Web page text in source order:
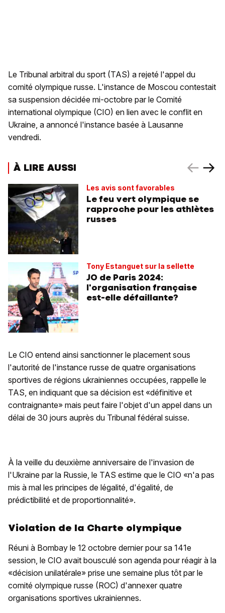
Le Tribunal arbitral du sport (TAS) a rejeté l'appel du
comité olympique russe. L'instance de Moscou contestait
sa suspension décidée mi-octobre par le Comité
international olympique (CIO) en lien avec le conflit en
Ukraine, a annoncé l'instance basée à Lausanne
vendredi.
À LIRE AUSSI
Les avis sont favorables
Le feu vert olympique se
rapproche pour les athlètes
russes
Tony Estanguet sur la sellette
JO de Paris 2024:
l'organisation française
est-elle défaillante?
Le CIO entend ainsi sanctionner le placement sous
l'autorité de l'instance russe de quatre organisations
sportives de régions ukrainiennes occupées, rappelle le
TAS, en indiquant que sa décision est «définitive et
contraignante» mais peut faire l'objet d'un appel dans un
délai de 30 jours auprès du Tribunal fédéral suisse.
À la veille du deuxième anniversaire de l'invasion de
l'Ukraine par la Russie, le TAS estime que le CIO «n'a pas
mis à mal les principes de légalité, d'égalité, de
prédictibilité et de proportionnalité».
Violation de la Charte olympique
Réuni à Bombay le 12 octobre dernier pour sa 141e
session, le CIO avait bousculé son agenda pour réagir à la
«décision unilatérale» prise une semaine plus tôt par le
comité olympique russe (ROC) d'annexer quatre
organisations sportives ukrainiennes.